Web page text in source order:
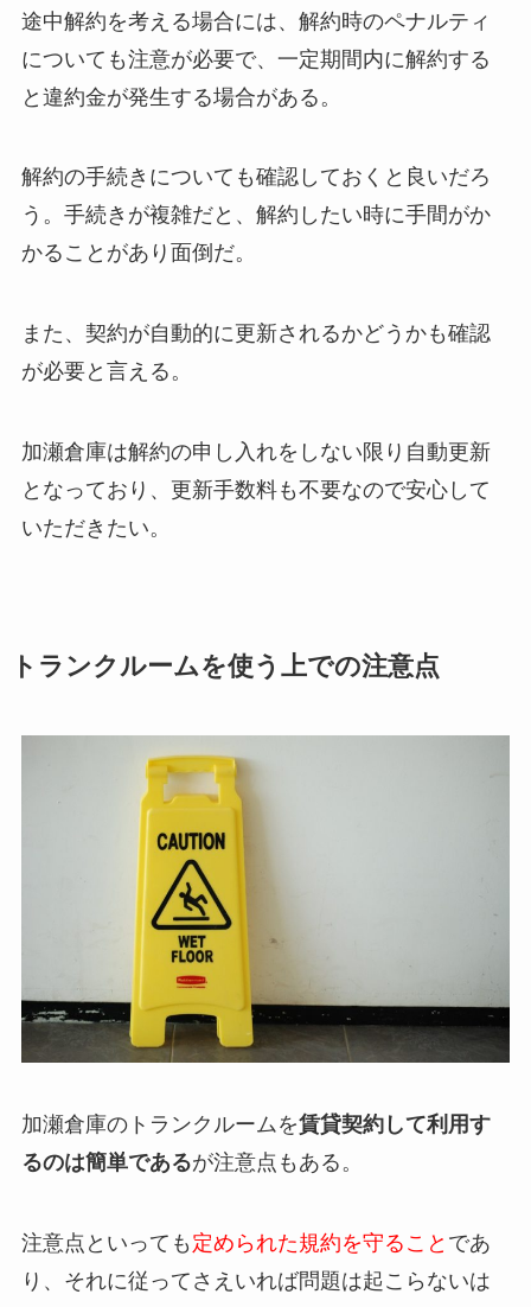
途中解約を考える場合には、解約時のペナルティ
についても注意が必要で、一定期間内に解約する
と違約金が発生する場合がある。
解約の手続きについても確認しておくと良いだろ
う。手続きが複雑だと、解約したい時に手間がか
かることがあり面倒だ。
また、契約が自動的に更新されるかどうかも確認
が必要と言える。
加瀬倉庫は解約の申し入れをしない限り自動更新
となっており、更新手数料も不要なので安心して
いただきたい。
トランクルームを使う上での注意点
加瀬倉庫のトランクルームを賃貸契約して利用す
るのは簡単であるが注意点もある。
注意点といっても 定められた規約を守ること であ
り、それに従ってさえいれば問題は起こらないは